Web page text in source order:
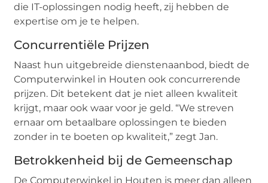
die IT-oplossingen nodig heeft, zij hebben de
expertise om je te helpen.
Concurrentiële Prijzen
Naast hun uitgebreide dienstenaanbod, biedt de
Computerwinkel in Houten ook concurrerende
prijzen. Dit betekent dat je niet alleen kwaliteit
krijgt, maar ook waar voor je geld. “We streven
ernaar om betaalbare oplossingen te bieden
zonder in te boeten op kwaliteit,” zegt Jan.
Betrokkenheid bij de Gemeenschap
De Computerwinkel in Houten is meer dan alleen